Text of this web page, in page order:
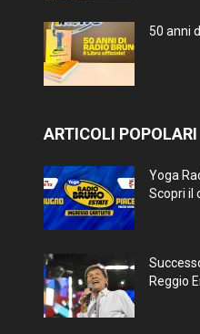
50 anni
ARTICOLI POPOLARI
Yoga
Scopri il
Reggio